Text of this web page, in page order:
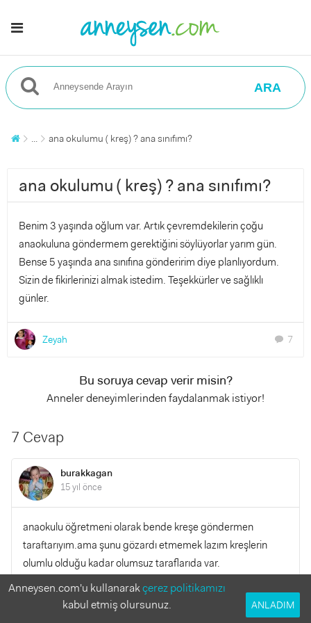
ARA
... ana okulumu ( kreş) ? ana sınıfımı?
ana okulumu ( kreş) ? ana sınıfımı?
Benim 3 yaşında oğlum var. Artık çevremdekilerin çoğu
anaokuluna göndermem gerektiğini söylüyorlar yarım gün.
Bense 5 yaşında ana sınıfına gönderirim diye planlıyordum.
Sizin de fikirlerinizi almak istedim. Teşekkürler ve sağlıklı
günler.
Zeyah chat 7
Bu soruya cevap verir misin?
Anneler deneyimlerinden faydalanmak istiyor!
7 Cevap
burakkagan
15 yıl önce
anaokulu öğretmeni olarak bende kreşe göndermen
taraftarıyım.ama şunu gözardı etmemek lazım kreşlerin
olumlu olduğu kadar olumsuz taraflarıda var.
olumsuzluğu sana bir örnekle açıklayayım:
geçen yıl sınıfımda bir kız çocuğu vardı. bu kızı 4 yaşından
beri okula göndermişler. bu sene ise artık okuldan çok
Anneysen.com'u kullanarakçerez politikamızı
kabul etmiş olursunuz.
ANLADIM